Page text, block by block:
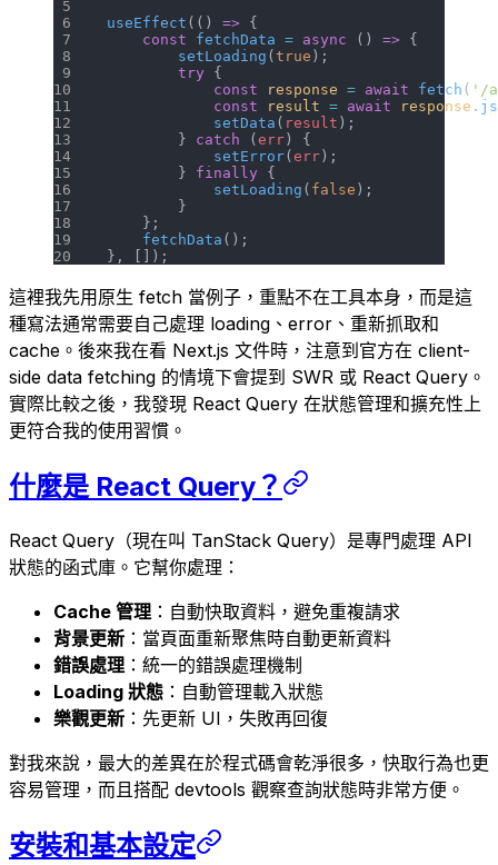
useEffect (() => {
    const
fetchData = async () => {
        setLoading
( true );
        try
{
            const
response = await fetch ( '/
            const
result = await response .
            setData
( result );
        }
catch ( err ) {
            setError
( err );
        }
finally {
            setLoading
( false );
        }
    };
    fetchData
();
}, []);
這裡我先用原生 fetch 當例子，重點不在工具本身，而是這
種寫法通常需要自己處理 loading、error、重新抓取和
cache。後來我在看 Next.js 文件時，注意到官方在 client-
side data fetching 的情境下會提到 SWR 或 React Query。
實際比較之後，我發現 React Query 在狀態管理和擴充性上
更符合我的使用習慣。
什麼是 React Query？
React Query（現在叫 TanStack Query）是專門處理 API
狀態的函式庫。它幫你處理：
Cache 管理 ：自動快取資料，避免重複請求
背景更新 ：當頁面重新聚焦時自動更新資料
錯誤處理 ：統一的錯誤處理機制
Loading 狀態 ：自動管理載入狀態
樂觀更新 ：先更新 UI，失敗再回復
對我來說，最大的差異在於程式碼會乾淨很多，快取行為也更
容易管理，而且搭配 devtools 觀察查詢狀態時非常方便。
安裝和基本設定